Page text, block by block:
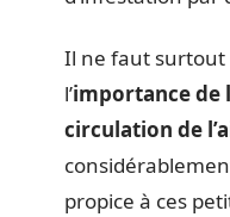
Il ne faut surtout
l’importance de
circulation de
propice à ces